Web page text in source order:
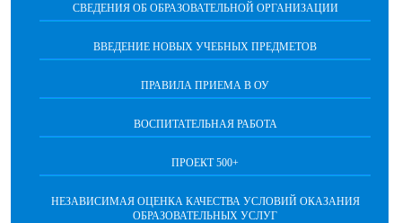
СВЕДЕНИЯ ОБ ОБРАЗОВАТЕЛЬНОЙ ОРГАНИЗАЦИИ
ВВЕДЕНИЕ НОВЫХ УЧЕБНЫХ ПРЕДМЕТОВ
ПРАВИЛА ПРИЕМА В ОУ
ВОСПИТАТЕЛЬНАЯ РАБОТА
ПРОЕКТ 500+
НЕЗАВИСИМАЯ ОЦЕНКА КАЧЕСТВА УСЛОВИЙ ОКАЗАНИЯ
ОБРАЗОВАТЕЛЬНЫХ УСЛУГ